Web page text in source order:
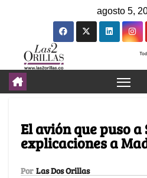
agosto 5,
El avión que puso
explicaciones a
Por Las Dos Orillas